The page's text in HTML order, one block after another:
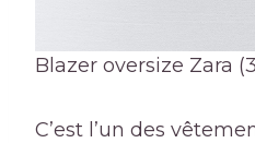
Blazer oversize Zara
C’est l’un des